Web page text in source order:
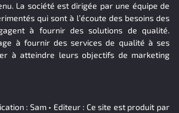
La société est dirigée par une équipe de
qui sont à l’écoute des besoins des
à fournir des solutions de qualité.
à fournir des services de qualité à ses
à atteindre leurs objectifs de marketing
: Sam • Editeur : Ce site est produit par